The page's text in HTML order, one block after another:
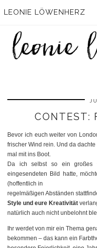
LEONIE LÖWENHERZ
CONTEST:
Bevor ich euch weiter von
frischer Wind rein. Und da
mal mit ins Boot.
Da ich selbst so ein großes
eingesendeten Bild hatte,
(hoffentlich in
regelmäßigen Abständen
Style und eure Kreativität
natürlich auch nicht unbelohnt
Ihr werdet von mir ein Thema
bekommen – das kann ein